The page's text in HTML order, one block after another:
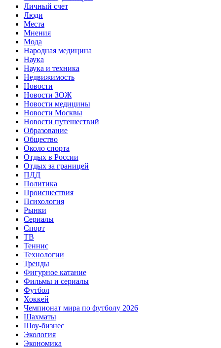
Личный счет
Люди
Места
Мнения
Мода
Народная медицина
Наука
Наука и техника
Недвижимость
Новости
Новости ЗОЖ
Новости медицины
Новости Москвы
Новости путешествий
Образование
Общество
Около спорта
Отдых в России
Отдых за границей
ПДД
Политика
Происшествия
Психология
Рынки
Сериалы
Спорт
ТВ
Теннис
Технологии
Тренды
Фигурное катание
Фильмы и сериалы
Футбол
Хоккей
Чемпионат мира по футболу 2026
Шахматы
Шоу-бизнес
Экология
Экономика